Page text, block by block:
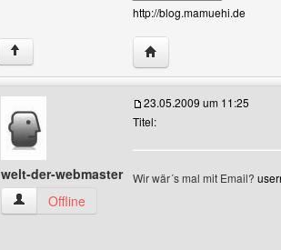
http://blog.mamuehi.de
↑ Website dieses
welt-der-webmaster
welt-der-webmaster Benutzer-Profile anzeigen
Offline
23.05.2009 um 11:25
Titel:
Wir wär´s mal mit Email?